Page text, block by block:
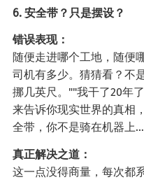
6. 安全带？只是摆设？
错误表现：
随便走进哪个工地，随便
司机有多少。猜猜看？不
挪几英尺。""我干了20年
来告诉你现实世界的真相
全带，你不是骑在机器上
真正解决之道：
这一点没得商量，每次都